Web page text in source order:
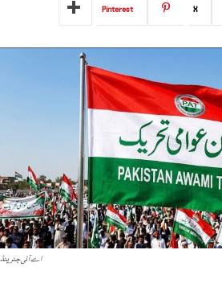
X
Pinterest
اے آئی جنریٹڈ